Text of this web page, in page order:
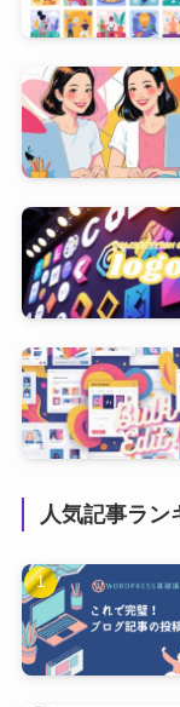
人気記事ラン